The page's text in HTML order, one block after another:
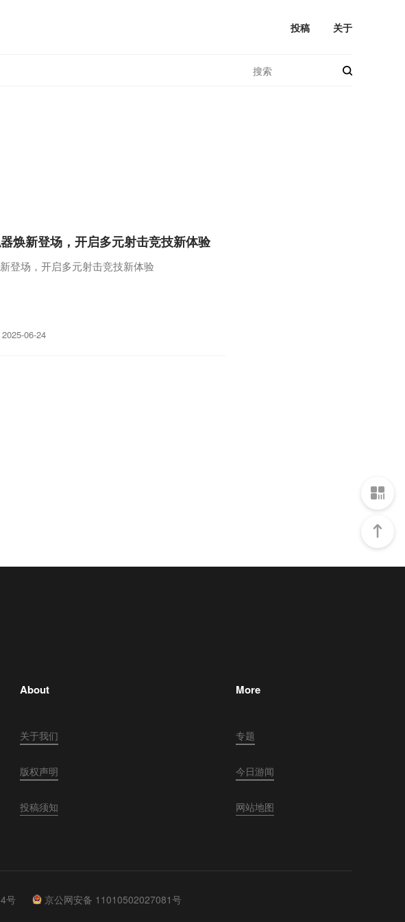
投稿 关于
06-24
焕新登场，开启多元射击竞技新体验
登场，开启多元射击竞技新体验
About
关于我们
版权声明
投稿须知
More
专题
今日游闻
网站地图
号 京公网安备 11010502027081号